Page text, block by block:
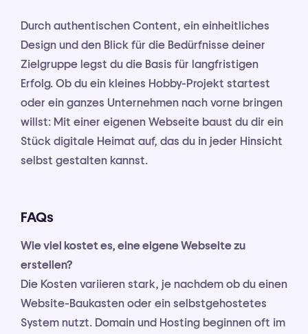
Durch authentischen Content, ein einheitliches
Design und den Blick für die Bedürfnisse deiner
Zielgruppe legst du die Basis für langfristigen
Erfolg. Ob du ein kleines Hobby-Projekt startest
oder ein ganzes Unternehmen nach vorne bringen
willst: Mit einer eigenen Webseite baust du dir ein
Stück digitale Heimat auf, das du in jeder Hinsicht
selbst gestalten kannst.
FAQs
Wie viel kostet es, eine eigene Webseite zu
erstellen?
Die Kosten variieren stark, je nachdem ob du einen
Website-Baukasten oder ein selbstgehostetes
System nutzt. Domain und Hosting beginnen oft im